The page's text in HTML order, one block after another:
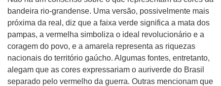
bandeira rio-grandense. Uma versão, possivelmente mais
próxima da real, diz que a faixa verde significa a mata dos
pampas, a vermelha simboliza o ideal revolucionário e a
coragem do povo, e a amarela representa as riquezas
nacionais do território gaúcho. Algumas fontes, entretanto,
alegam que as cores expressariam o auriverde do Brasil
separado pelo vermelho da guerra. Outras mencionam que